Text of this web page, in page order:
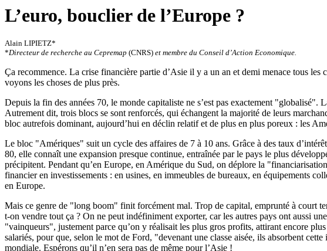
L’euro, bouclier de l’Europe ?
Alain LIPIETZ*
*Directeur de recherche au Cepremap (CNRS) et membre du Conseil d’Action Economique.
Ça recommence. La crise financière partie d’Asie il y a un an et demi menace tous
voyons les choses de plus près.
Depuis la fin des années 70, le monde capitaliste ne s’est pas exactement
Autrement dit, trois blocs se sont renforcés, qui échangent la majorité de leurs
bloc autrefois dominant, aujourd’hui en déclin relatif et de plus en plus poreux : les
Le bloc "Amériques" suit un cycle des affaires de 7 à 10 ans. Grâce à des taux
80, elle connaît une expansion presque continue, entraînée par le pays le plus
précipitent. Pendant qu’en Europe, en Amérique du Sud, on déplore la
financier en investissements : en usines, en immeubles de bureaux, en équipements
en Europe.
Mais ce genre de "long boom" finit forcément mal. Trop de capital, emprunté à court
t-on vendre tout ça ? On ne peut indéfiniment exporter, car les autres pays ont aussi
"vainqueurs", justement parce qu’on y réalisait les plus gros profits, attirant encore
salariés, pour que, selon le mot de Ford, "devenant une classe aisée, ils absorbent
mondiale. Espérons qu’il n’en sera pas de même pour l’Asie !